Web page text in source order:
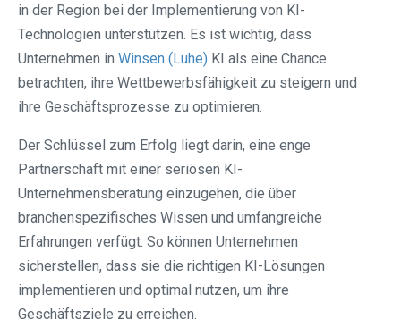
in der Region bei der Implementierung von KI-
Technologien unterstützen. Es ist wichtig, dass
Unternehmen in Winsen (Luhe) KI als eine Chance
betrachten, ihre Wettbewerbsfähigkeit zu steigern und
ihre Geschäftsprozesse zu optimieren.
Der Schlüssel zum Erfolg liegt darin, eine enge
Partnerschaft mit einer seriösen KI-
Unternehmensberatung einzugehen, die über
branchenspezifisches Wissen und umfangreiche
Erfahrungen verfügt. So können Unternehmen
sicherstellen, dass sie die richtigen KI-Lösungen
implementieren und optimal nutzen, um ihre
Geschäftsziele zu erreichen.